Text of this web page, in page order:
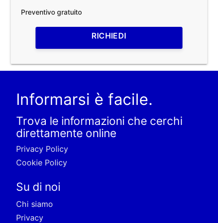
Preventivo gratuito
RICHIEDI
Informarsi è facile.
Trova le informazioni che cerchi
direttamente online
Privacy Policy
Cookie Policy
Su di noi
Chi siamo
Privacy